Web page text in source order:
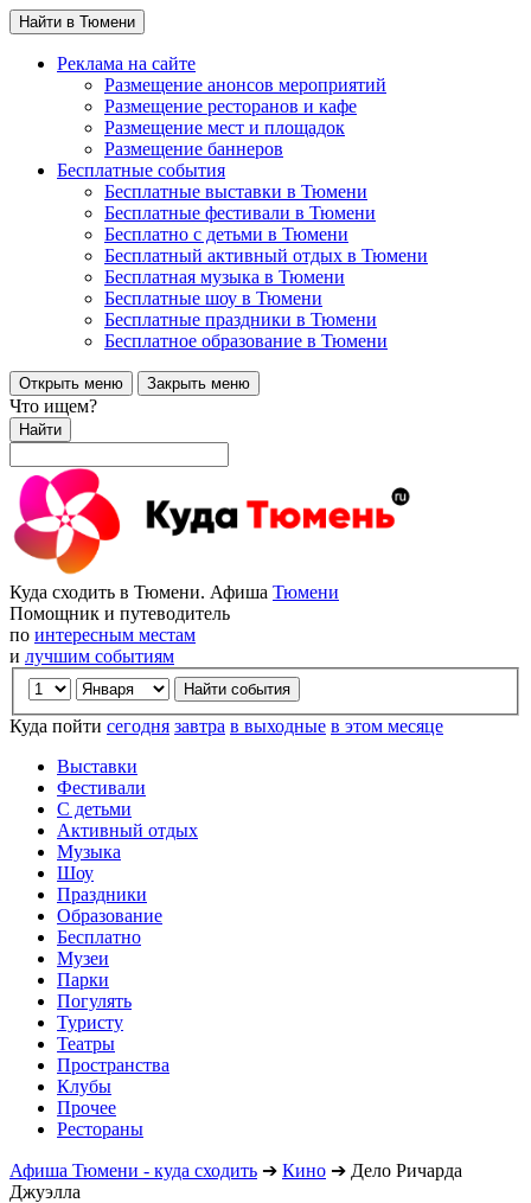
Найти в Тюмени
Реклама на сайте
Размещение анонсов мероприятий
Размещение ресторанов и кафе
Размещение мест и площадок
Размещение баннеров
Бесплатные события
Бесплатные выставки в Тюмени
Бесплатные фестивали в Тюмени
Бесплатно с детьми в Тюмени
Бесплатный активный отдых в Тюмени
Бесплатная музыка в Тюмени
Бесплатные шоу в Тюмени
Бесплатные праздники в Тюмени
Бесплатное образование в Тюмени
Открыть меню Закрыть меню
Что ищем?
Найти
Куда сходить в Тюмени. Афиша Тюмени
Помощник и путеводитель
по интересным местам
и лучшим событиям
Куда пойти сегодня завтра в выходные в этом месяце
Выставки
Фестивали
С детьми
Активный отдых
Музыка
Шоу
Праздники
Образование
Бесплатно
Музеи
Парки
Погулять
Туристу
Театры
Пространства
Клубы
Прочее
Рестораны
Афиша Тюмени - куда сходить ➔ Кино ➔ Дело Ричарда
Джуэлла